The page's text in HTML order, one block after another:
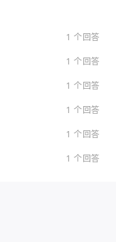
1 个回答
1 个回答
1 个回答
1 个回答
1 个回答
1 个回答